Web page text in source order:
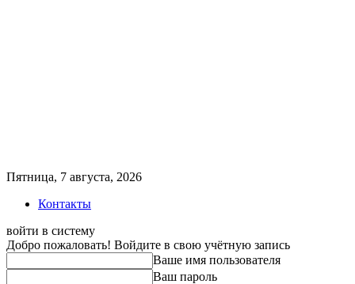
Пятница, 7 августа, 2026
Контакты
войти в систему
Добро пожаловать! Войдите в свою учётную запись
Ваше имя пользователя
Ваш пароль